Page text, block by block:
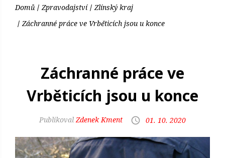
Domů Zpravodajství
Zlínský kraj
Záchranné práce ve Vrběticích jsou u konce
Záchranné práce ve
Vrběticích jsou u konce
Zdenek Kment 01. 10. 2020